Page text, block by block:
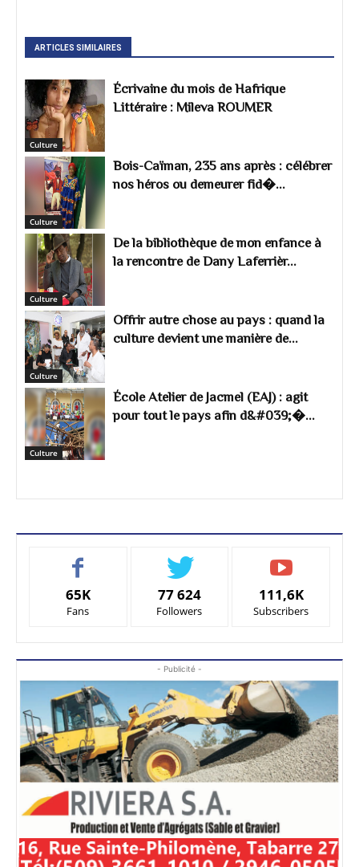
ARTICLES SIMILAIRES
Culture
Écrivaine du mois de Hafrique
Littéraire : Mileva ROUMER
Culture
Bois-Caïman, 235 ans après : célébrer
nos héros ou demeurer fid�...
Culture
De la bibliothèque de mon enfance à
la rencontre de Dany Laferrièr...
Culture
Offrir autre chose au pays : quand la
culture devient une manière de...
Culture
École Atelier de Jacmel (EAJ) : agit
pour tout le pays afin d&#039;�...
65K
Fans
77 624
Followers
111,6K
Subscribers
- Publicité -